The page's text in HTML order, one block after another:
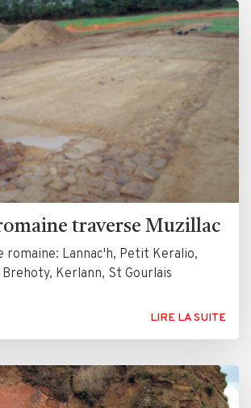
traverse Muzillac
romaine: Lannac'h, Petit Keralio,
Kerlann, St Gourlais
LIRE LA SUITE